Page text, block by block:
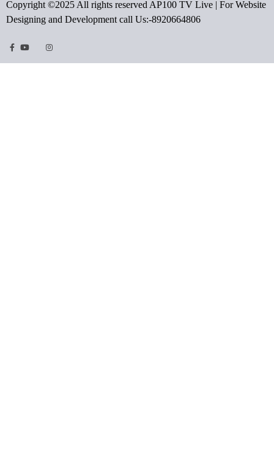
Copyright ©2025 All rights reserved AP100 TV Live | For Website
Designing and Development call Us:-8920664806
FacebookYoutube
TwitterInstragram